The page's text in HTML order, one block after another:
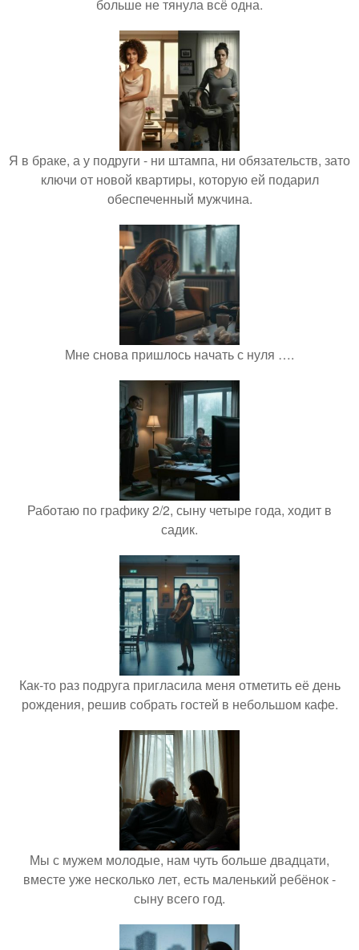
больше не тянула всё одна.
Я в браке, а у подруги - ни штампа, ни обязательств, зато
ключи от новой квартиры, которую ей подарил
обеспеченный мужчина.
Мне снова пришлось начать с нуля ….
Работаю по графику 2/2, сыну четыре года, ходит в
садик.
Как-то раз подруга пригласила меня отметить её день
рождения, решив собрать гостей в небольшом кафе.
Мы с мужем молодые, нам чуть больше двадцати,
вместе уже несколько лет, есть маленький ребёнок -
сыну всего год.